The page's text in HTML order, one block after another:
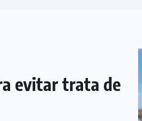
evitar trata de